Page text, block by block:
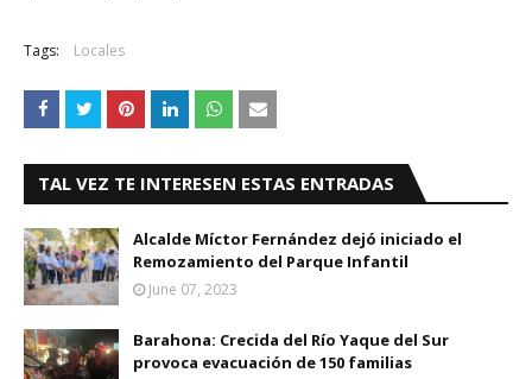
Tags: Locales
TAL VEZ TE INTERESEN ESTAS ENTRADAS
Alcalde Míctor Fernández dejó iniciado el
Remozamiento del Parque Infantil
June 07, 2023
Barahona: Crecida del Río Yaque del Sur
provoca evacuación de 150 familias